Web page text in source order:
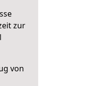
zur
von